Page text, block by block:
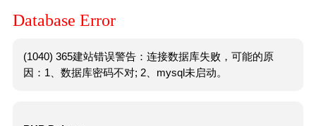
Database Error
(1040) 365建站错误警告：连接数据库失败，可能的原
因：1、数据库密码不对; 2、mysql未启动。